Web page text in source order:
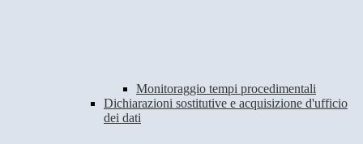
Monitoraggio tempi procedimentali
Dichiarazioni sostitutive e acquisizione d'ufficio
dei dati